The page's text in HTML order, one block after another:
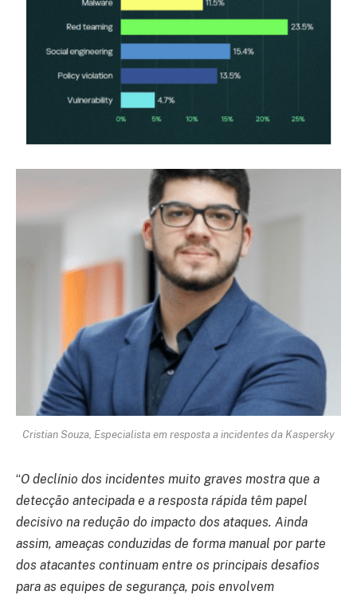
Cristian Souza, Especialista em resposta a incidentes da Kaspersky
“O declínio dos incidentes muito graves mostra que a
detecção antecipada e a resposta rápida têm papel
decisivo na redução do impacto dos ataques. Ainda
assim, ameaças conduzidas de forma manual por parte
dos atacantes continuam entre os principais desafios
para as equipes de segurança, pois envolvem